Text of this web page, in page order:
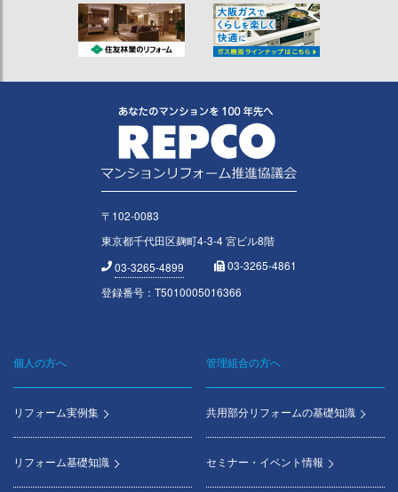
〒102-0083
東京都千代田区麹町4-3-4 宮ビル8階
03-3265-4899
03-3265-4861
登録番号：T5010005016366
Footer
menu
個人の方へ
リフォーム実例集
リフォーム基礎知識
管理組合の方へ
共用部分リフォームの基礎知識
セミナー・イベント情報